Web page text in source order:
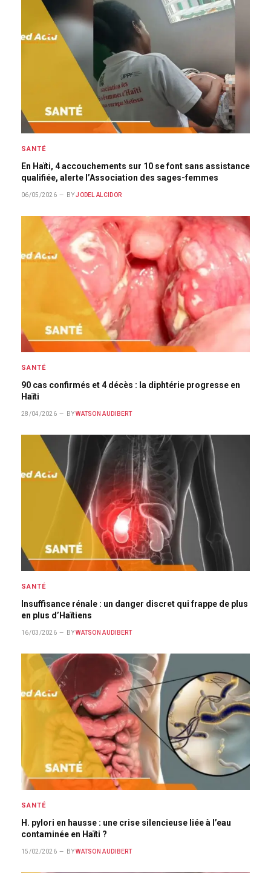
SANTÉ
En Haïti, 4 accouchements sur 10 se font sans assistance
qualifiée, alerte l’Association des sages-femmes
06/05/2026 BY JODEL ALCIDOR
SANTÉ
90 cas confirmés et 4 décès : la diphtérie progresse en
Haïti
28/04/2026 BY WATSON AUDIBERT
SANTÉ
Insuffisance rénale : un danger discret qui frappe de plus
en plus d’Haïtiens
16/03/2026 BY WATSON AUDIBERT
SANTÉ
H. pylori en hausse : une crise silencieuse liée à l’eau
contaminée en Haïti ?
15/02/2026 BY WATSON AUDIBERT